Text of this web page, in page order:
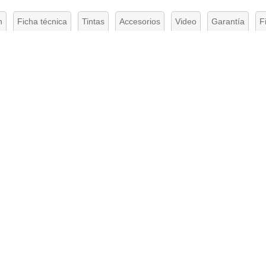
Ficha técnica Tintas Accesorios Video Garantía